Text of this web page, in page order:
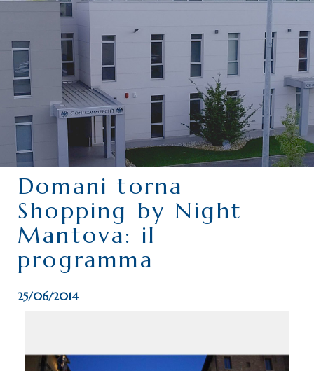
CHI SIAMO
SERVIZI
CATEGORIE
DELEGAZIONI
ATTIVITÀ STORICHE
PERIODICO
PERCHÉ ASSOCIARSI?
DOVE SIAMO
CONTATTI
Domani torna
Shopping by Night
Mantova: il
programma
25/06/2014